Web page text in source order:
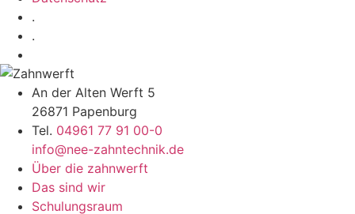
.
.
An der Alten Werft 5
26871 Papenburg
Tel. 04961 77 91 00-0
info@nee-zahntechnik.de
Über die zahnwerft
Das sind wir
Schulungsraum